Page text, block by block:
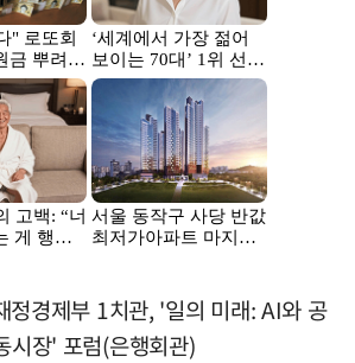
경제부 1치관, '일의 미래: AI와 공
시장' 포럼(은행회관)